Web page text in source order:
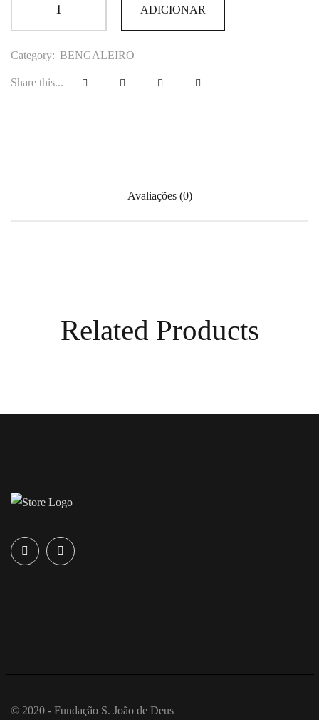
ADICIONAR
Category: BENGALEIRO
Share this...
Avaliações (0)
Related Products
© 2020 - Fundação S. João de Deus